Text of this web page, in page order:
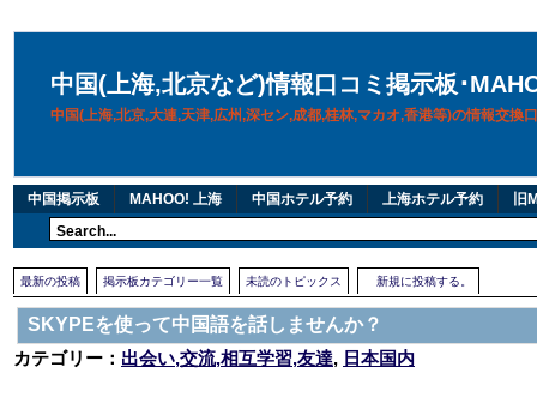
中国(上海,北京など)情報口コミ掲示板･
中国(上海,北京,大連,天津,広州,深セン,成都,桂林,マカオ,香港等)の情報交換
中国掲示板 MAHOO! 上海 中国ホテル予約 上海ホテル予約 旧
最新の投稿 掲示板カテゴリー一覧 未読のトピックス 新規に投稿する。
SKYPEを使って中国語を話しませんか？
カテゴリー： 出会い,交流,相互学習,友達, 日本国内